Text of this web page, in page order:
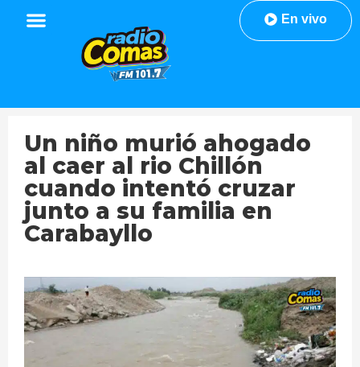
En vivo
Un niño murió ahogado
al caer al rio Chillón
cuando intentó cruzar
junto a su familia en
Carabayllo